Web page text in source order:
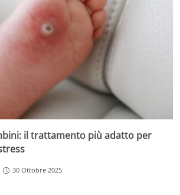
il trattamento più adatto per
30 Ottobre 2025